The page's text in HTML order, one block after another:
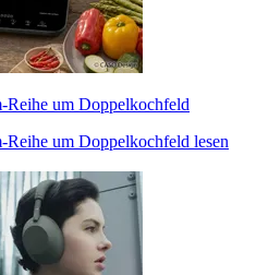
um Doppelkochfeld
um Doppelkochfeld lesen